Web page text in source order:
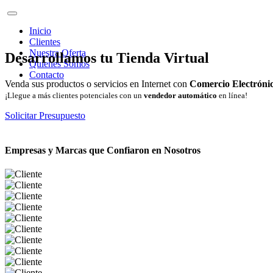
Inicio
Clientes
Nuestra Oferta
Quienes Somos
Contacto
Desarrollamos tu Tienda Virtual
Venda sus productos o servicios en Internet con Comercio
¡Llegue a más clientes potenciales con un vendedor automático en línea!
Solicitar Presupuesto
Empresas y Marcas que Confiaron en Nosotros